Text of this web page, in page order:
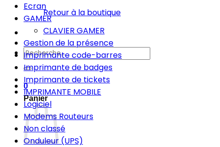
Retour à la boutique
Recherche
pour :
0
Panier
Ecran
GAMER
CLAVIER GAMER
Gestion de la présence
Imprimante code-barres
Imprimante de badges
Imprimante de tickets
IMPRIMANTE MOBILE
Logiciel
Modems Routeurs
Non classé
Onduleur (UPS)